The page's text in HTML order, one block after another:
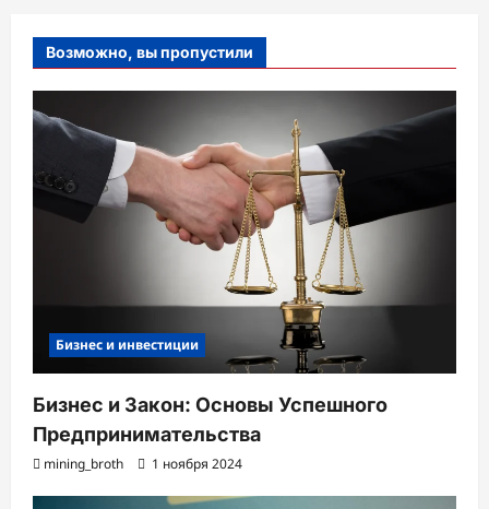
Возможно, вы пропустили
Бизнес и инвестиции
Бизнес и Закон: Основы Успешного
Предпринимательства
mining_broth 1 ноября 2024